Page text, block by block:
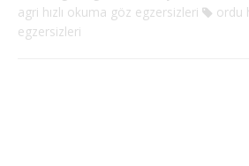
agri hızlı okuma göz egzersizleri
ordu
egzersizleri